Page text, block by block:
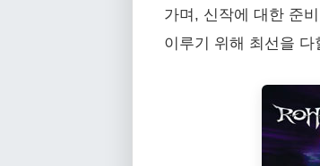
가며, 신작에 대한 준
이루기 위해 최선을 다